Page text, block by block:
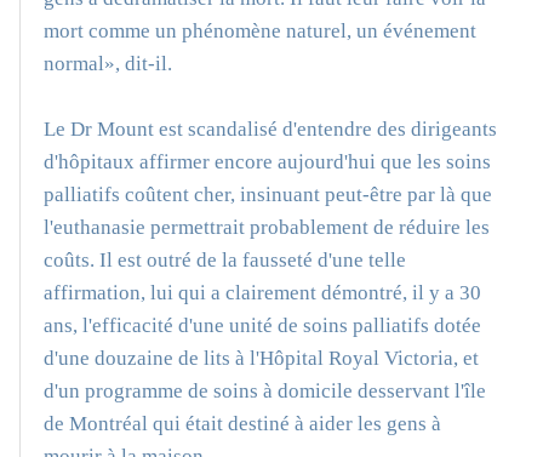
mort comme un phénomène naturel, un événement
normal», dit-il.
Le Dr Mount est scandalisé d'entendre des dirigeants
d'hôpitaux affirmer encore aujourd'hui que les soins
palliatifs coûtent cher, insinuant peut-être par là que
l'euthanasie permettrait probablement de réduire les
coûts. Il est outré de la fausseté d'une telle
affirmation, lui qui a clairement démontré, il y a 30
ans, l'efficacité d'une unité de soins palliatifs dotée
d'une douzaine de lits à l'Hôpital Royal Victoria, et
d'un programme de soins à domicile desservant l'île
de Montréal qui était destiné à aider les gens à